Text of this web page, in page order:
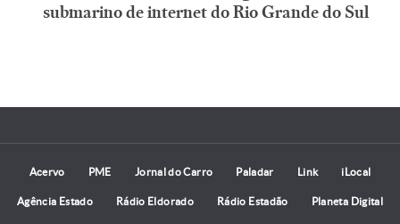
submarino de internet do Rio Grande do Sul
Acervo PME Jornal do Carro Paladar Link iLocal
Agência Estado Rádio Eldorado Rádio Estadão Planeta Digital